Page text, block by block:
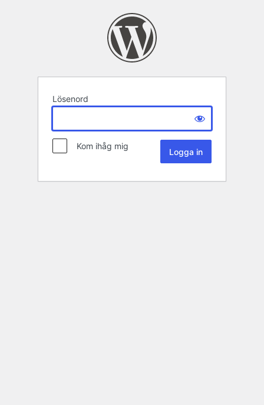
Lösenord
Kom ihåg mig